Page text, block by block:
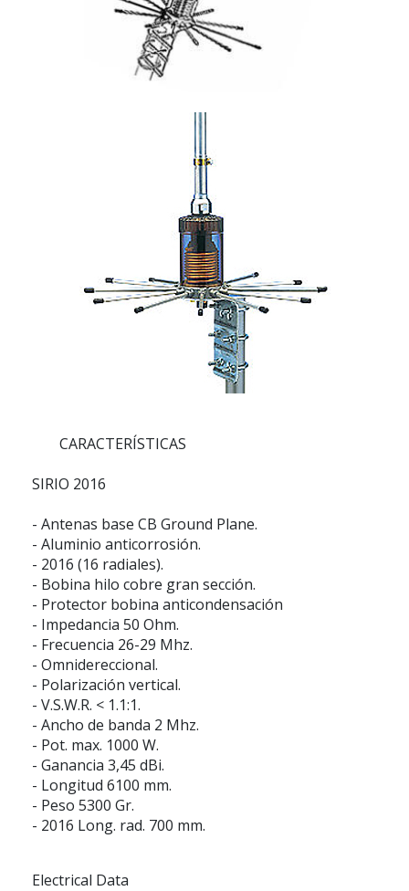
CARACTERÍSTICAS
SIRIO 2016
- Antenas base CB Ground Plane.
- Aluminio anticorrosión.
- 2016 (16 radiales).
- Bobina hilo cobre gran sección.
- Protector bobina anticondensación
- Impedancia 50 Ohm.
- Frecuencia 26-29 Mhz.
- Omnidereccional.
- Polarización vertical.
- V.S.W.R. < 1.1:1.
- Ancho de banda 2 Mhz.
- Pot. max. 1000 W.
- Ganancia 3,45 dBi.
- Longitud 6100 mm.
- Peso 5300 Gr.
- 2016 Long. rad. 700 mm.
Electrical Data